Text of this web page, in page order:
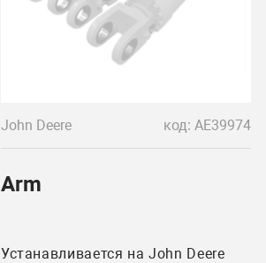
John Deere код: AE39974
Arm
Устанавливается на John Deere